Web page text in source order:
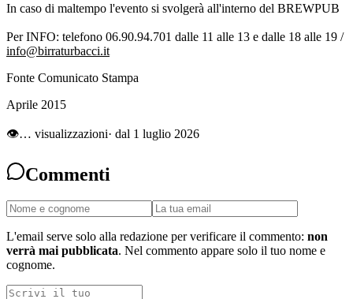
In caso di maltempo l'evento si svolgerà all'interno del BREWPUB
Per INFO: telefono 06.90.94.701 dalle 11 alle 13 e dalle 18 alle 19 /
info@birraturbacci.it
Fonte Comunicato Stampa
Aprile 2015
👁… visualizzazioni· dal 1 luglio 2026
Commenti
L'email serve solo alla redazione per verificare il commento: non
verrà mai pubblicata. Nel commento appare solo il tuo nome e
cognome.